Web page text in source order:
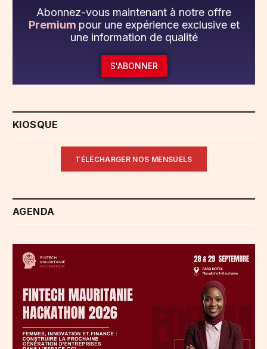
Abonnez-vous maintenant à notre offre
Premium pour une expérience exclusive et
une information de qualité
S'ABONNER
KIOSQUE
TÉLÉCHARGER NOS MENSUELS
AGENDA